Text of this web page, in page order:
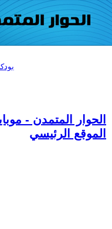
الحوار المتمدن -
الموقع الرئيسي